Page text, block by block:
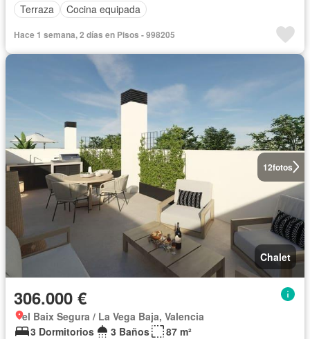
Terraza
Cocina equipada
Hace 1 semana, 2 días en Pisos - 998205
12fotos
Chalet
306.000 €
el Baix Segura / La Vega Baja, Valencia
3 Dormitorios
3 Baños
87 m²